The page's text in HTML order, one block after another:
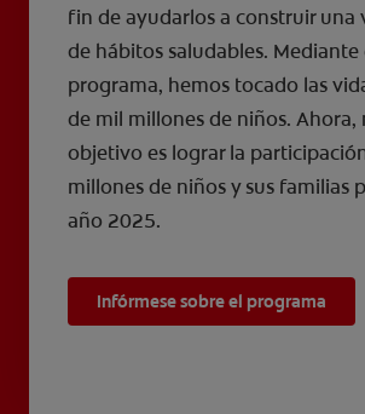
fin de ayudarlos a construir una
de hábitos saludables. Mediante
programa, hemos tocado las
de mil millones de niños. Ahora,
objetivo es lograr la
millones de niños y sus familias
año 2025.
Infórmese sobre el programa